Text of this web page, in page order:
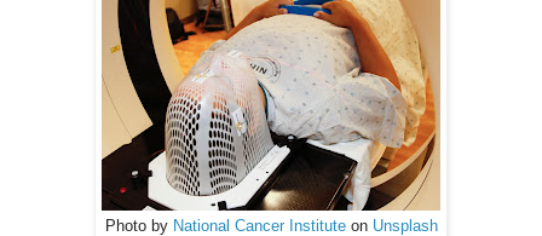
Photo by National Cancer Instituteon Unsplash